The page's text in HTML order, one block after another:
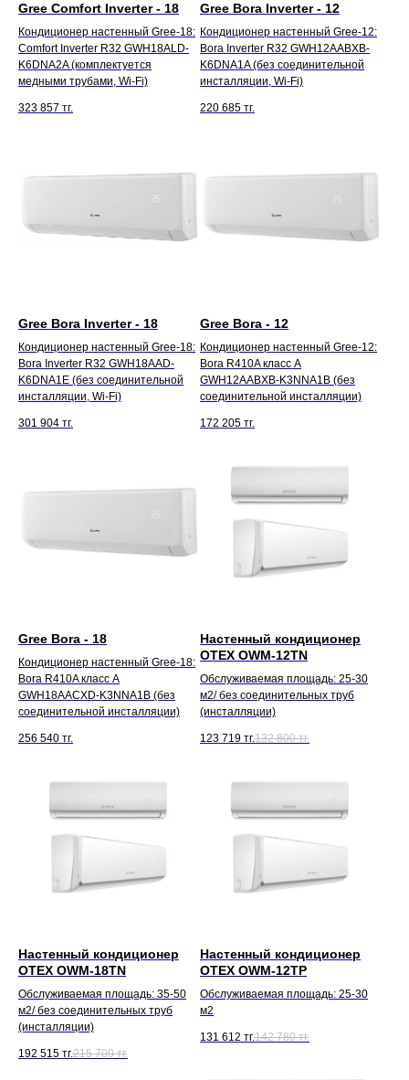
Gree Comfort Inverter - 18
Кондиционер настенный Gree-18:
Comfort Inverter R32 GWH18ALD-
K6DNA2A (комплектуется
медными трубами, Wi-Fi)
323 857 тг.
Gree Bora Inverter - 12
Кондиционер настенный Gree-12:
Bora Inverter R32 GWH12AABXB-
K6DNA1A (без соединительной
инсталляции, Wi-Fi)
220 685 тг.
Gree Bora Inverter - 18
Кондиционер настенный Gree-18:
Bora Inverter R32 GWH18AAD-
K6DNA1E (без соединительной
инсталляции, Wi-Fi)
301 904 тг.
Gree Bora - 12
Кондиционер настенный Gree-12:
Bora R410A класс A
GWH12AABXB-K3NNA1B (без
соединительной инсталляции)
172 205 тг.
Gree Bora - 18
Кондиционер настенный Gree-18:
Bora R410A класс A
GWH18AACXD-K3NNA1B (без
соединительной инсталляции)
256 540 тг.
Настенный кондиционер
OTEX OWM-12TN
Обслуживаемая площадь: 25-30
м2/ без соединительных труб
(инсталляции)
123 719 тг.132 800 тг.
Настенный кондиционер
OTEX OWM-18TN
Обслуживаемая площадь: 35-50
м2/ без соединительных труб
(инсталляции)
192 515 тг.215 700 тг.
Настенный кондиционер
OTEX OWM-12TP
Обслуживаемая площадь: 25-30
м2
131 612 тг.142 780 тг.